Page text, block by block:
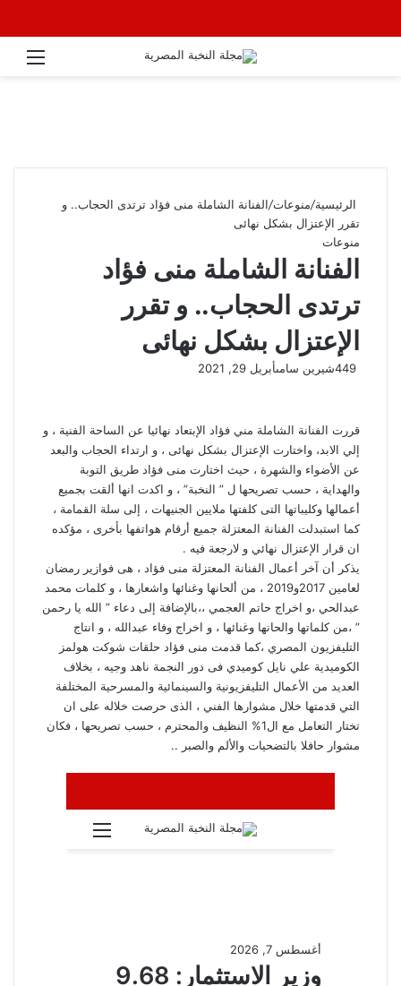
الرئيسية/منوعات/الفنانة الشاملة منى فؤاد ترتدى الحجاب.. و
تقرر الإعتزال بشكل نهائى
منوعات
الفنانة الشاملة منى فؤاد
ترتدى الحجاب.. و تقرر
الإعتزال بشكل نهائى
شيرين سامىأبريل 29, 2021
قررت الفنانة الشاملة مني فؤاد الإبتعاد نهائيا عن الساحة الفنية ، و
إلي الابد، واختارت الإعتزال بشكل نهائى ، و ارتداء الحجاب والبعد
عن الأضواء والشهرة ، حيث اختارت منى فؤاد طريق التوبة
والهداية ، حسب تصريحها ل ” النخبة” ، و اكدت انها ألقت بجميع
أعمالها وكليباتها التى كلفتها ملايين الجنيهات ، إلى سلة القمامة ،
كما استبدلت الفنانة المعتزلة جميع أرقام هواتفها بأخرى ، مؤكده
ان قرار الإعتزال نهائي و لارجعة فيه .
يذكر أن آخر أعمال الفنانة المعتزلة منى فؤاد ، هى فوازير رمضان
لعامين 2017و2019 ، من ألحانها وغنائها واشعارها ، و كلمات محمد
عبدالحي ،و اخراج حاتم العجمي ،،بالإضافة إلى دعاء ” الله يا رحمن
” ،من كلماتها والحانها وغنائها ، و اخراج وفاء عبدالله ، و انتاج
التليفزيون المصري ،كما قدمت منى فؤاد حلقات شوكت هولمز
الكوميدية علي نايل كوميدي فى دور النجمة ناهد وجيه ، بخلاف
العديد من الأعمال التليفزيونية والسينمائية والمسرحية المختلفة
التي قدمتها خلال مشوارها الفني ، الذى حرصت خلاله على ان
تختار التعامل مع ال1% النظيف والمحترم ، حسب تصريحها ، فكان
مشوار حافلا بالتضحيات والألم والصبر ..